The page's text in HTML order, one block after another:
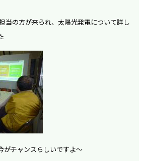
当の方が来られ、太陽光発電について詳し
がチャンスらしいですよ～